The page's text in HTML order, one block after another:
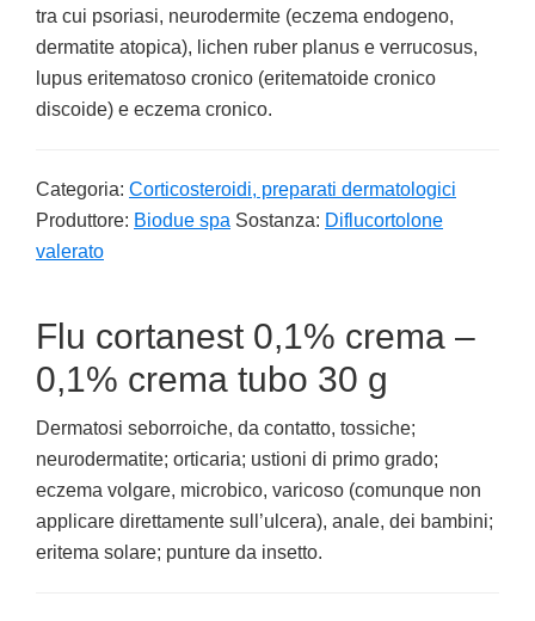
tra cui psoriasi, neurodermite (eczema endogeno,
dermatite atopica), lichen ruber planus e verrucosus,
lupus eritematoso cronico (eritematoide cronico
discoide) e eczema cronico.
Categoria: Corticosteroidi, preparati dermatologici
Produttore: Biodue spa Sostanza: Diflucortolone
valerato
Flu cortanest 0,1% crema –
0,1% crema tubo 30 g
Dermatosi seborroiche, da contatto, tossiche;
neurodermatite; orticaria; ustioni di primo grado;
eczema volgare, microbico, varicoso (comunque non
applicare direttamente sull’ulcera), anale, dei bambini;
eritema solare; punture da insetto.